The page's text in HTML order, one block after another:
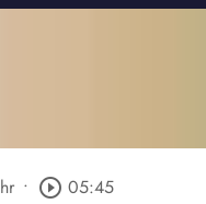
• play_circle_outline 05:45